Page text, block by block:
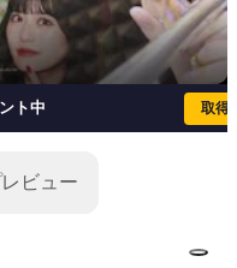
ト中 取得
ビュー